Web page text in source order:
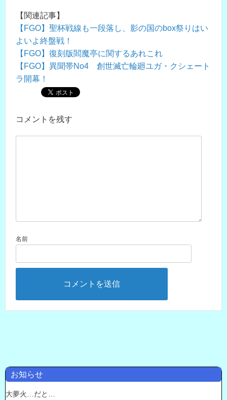
【関連記事】
【FGO】聖杯戦線も一段落し、影の国のbox祭りはい
よいよ終盤戦！
【FGO】復刻版閻魔亭に関するあれこれ
【FGO】異聞帯No4 創世滅亡輪廻ユガ・クシェート
ラ開幕！
コメントを残す
名前
お知らせ
大夢火…だと…